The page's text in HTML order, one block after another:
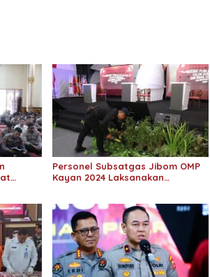
Personel Subsatgas Jibom OMP
Kayan 2024 Laksanakan